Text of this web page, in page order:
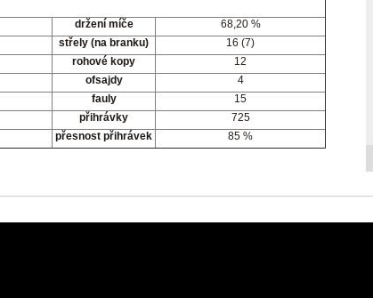
držení míče
68,20 %
střely (na branku)
16 (7)
rohové kopy
12
ofsajdy
4
fauly
15
přihrávky
725
přesnost přihrávek 85 %